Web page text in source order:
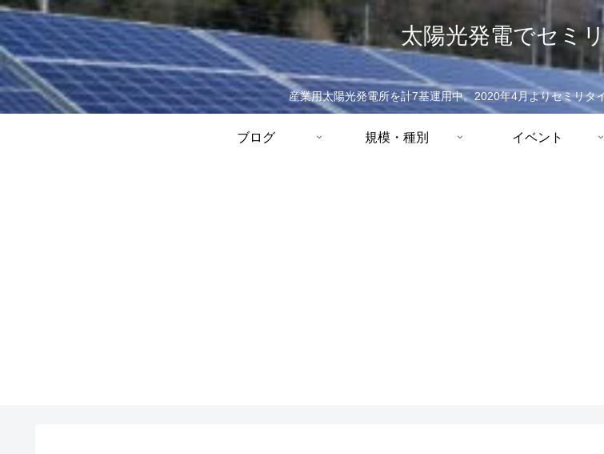
太陽光発電でセミ
産業用太陽光発電所を計7基運用中。2020年4月よりセミリタ
ブログ 規模・種別 イベント